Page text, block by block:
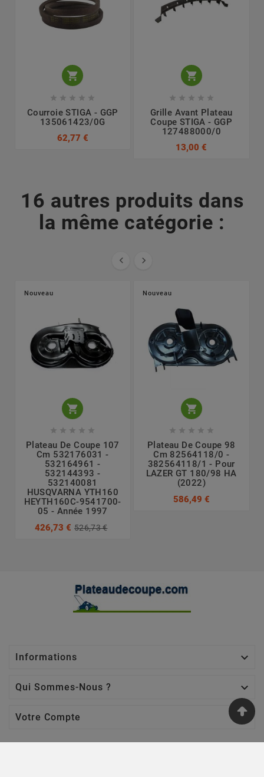

    
Courroie STIGA - GGP
135061423/0G
62,77 €

    
Grille Avant Plateau
Coupe STIGA - GGP
127488000/0
13,00 €
16 autres produits dans
la même catégorie :
 
Nouveau

    
Plateau De Coupe 107
Cm 532176031 -
532164961 -
532144393 -
532140081
HUSQVARNA YTH160
HEYTH160C-9541700-
05 - Année 1997
426,73 € 526,73 €
Nouveau

    
Plateau De Coupe 98
Cm 82564118/0 -
382564118/1 - Pour
LAZER GT 180/98 HA
(2022)
586,49 €
Informations 
Qui Sommes-Nous ? 
Votre Compte 